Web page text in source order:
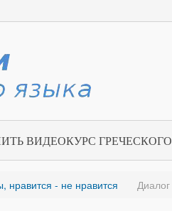
ВИДЕОКУРС
нравится - не нравится